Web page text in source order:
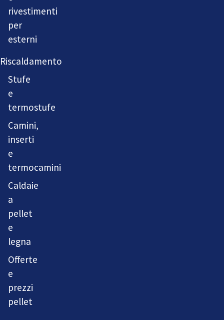
rivestimenti
per
esterni
Riscaldamento
Stufe
e
termostufe
Camini,
inserti
e
termocamini
Caldaie
a
pellet
e
legna
Offerte
e
prezzi
pellet